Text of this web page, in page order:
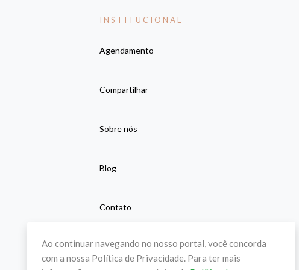
INSTITUCIONAL
Agendamento
Compartilhar
Sobre nós
Blog
Contato
Ao continuar navegando no nosso portal, você concorda
com a nossa Política de Privacidade. Para ter mais